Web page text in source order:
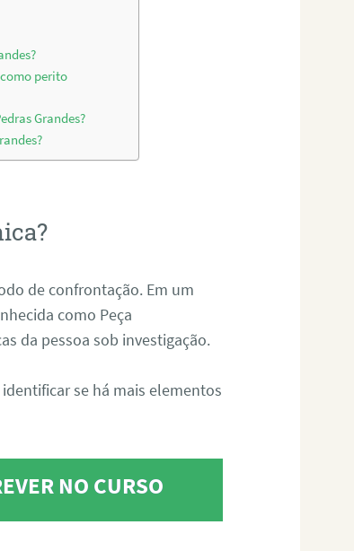
perito
Grandes?
de confrontação. Em um
como Peça
da pessoa sob investigação.
se há mais elementos
NO CURSO